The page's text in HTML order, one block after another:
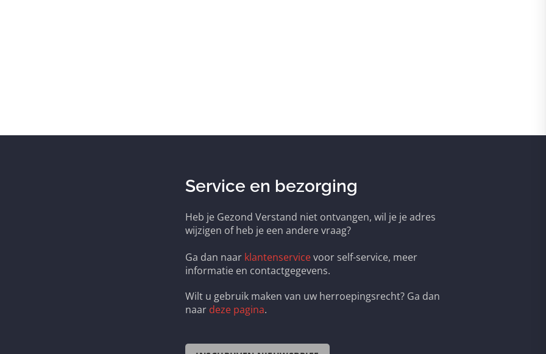
Service en bezorging
Heb je Gezond Verstand niet ontvangen, wil je je adres
wijzigen of heb je een andere vraag?
Ga dan naar klantenservicevoor self-service, meer
informatie en contactgegevens.
Wilt u gebruik maken van uw herroepingsrecht? Ga dan
naar deze pagina.